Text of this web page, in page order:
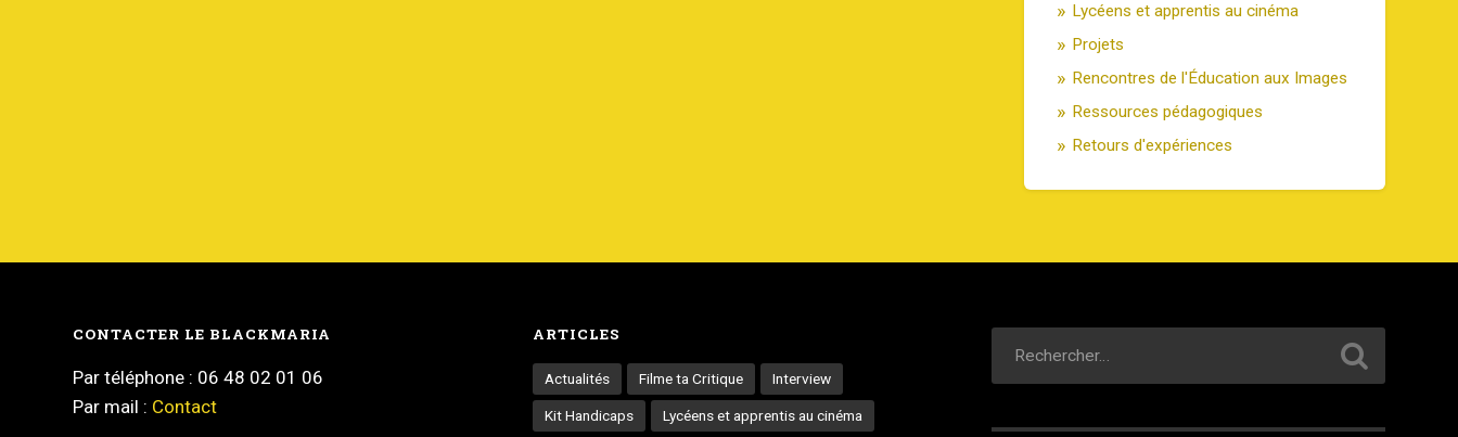
Lycéens et apprentis au cinéma
Projets
Rencontres de l'Éducation aux Images
Ressources pédagogiques
Retours d'expériences
CONTACTER LE BLACKMARIA
Par téléphone : 06 48 02 01 06
Par mail : Contact
ARTICLES
Actualités Filme ta Critique Interview
Kit Handicaps Lycéens et apprentis au cinéma